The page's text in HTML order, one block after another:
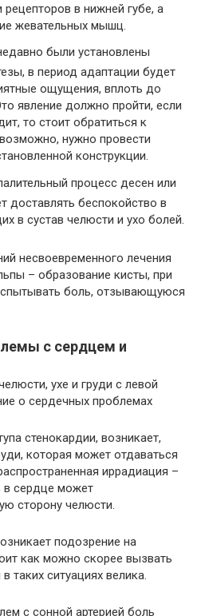
рецепторов в нижней губе, а
жевательных мышц.
были установлены
в период адаптации будет
ощущения, вплоть до
явление должно пройти, если
то стоит обратиться к
нужно провести
конструкции.
процесс десен или
доставлять беспокойство в
в сустав челюсти и ухо болей.
несвоевременного лечения
– образование кисты, при
боль, отзывающуюся
с сердцем и
ухе и груди с левой
о сердечных проблемах
стенокардии, возникает,
которая может отдаваться
иррадиация –
в сердце может
сторону челюсти.
подозрение на
как можно скорее вызвать
таких ситуациях велика.
с сонной артерией боль